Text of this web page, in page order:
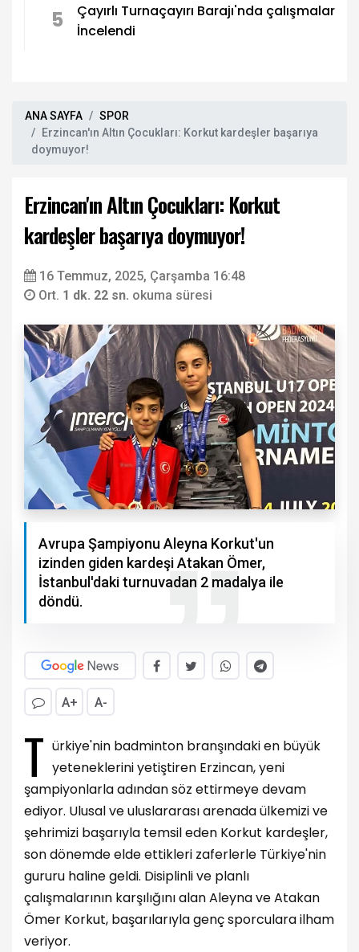
5
Çayırlı Turnaçayırı Barajı'nda çalışmalar
İncelendi
ANA SAYFA
SPOR
Erzincan'ın Altın Çocukları: Korkut kardeşler başarıya
doymuyor!
Erzincan'ın Altın Çocukları: Korkut
kardeşler başarıya doymuyor!
16 Temmuz, 2025, Çarşamba 16:48
Ort. 1 dk. 22 sn. okuma süresi
Avrupa Şampiyonu Aleyna Korkut'un
izinden giden kardeşi Atakan Ömer,
İstanbul'daki turnuvadan 2 madalya ile
döndü.
A+ A-
T ürkiye'nin badminton branşındaki en büyük
yeteneklerini yetiştiren Erzincan, yeni
şampiyonlarla adından söz ettirmeye devam
ediyor. Ulusal ve uluslararası arenada ülkemizi ve
şehrimizi başarıyla temsil eden Korkut kardeşler,
son dönemde elde ettikleri zaferlerle Türkiye'nin
gururu haline geldi. Disiplinli ve planlı
çalışmalarının karşılığını alan Aleyna ve Atakan
Ömer Korkut, başarılarıyla genç sporculara ilham
veriyor.